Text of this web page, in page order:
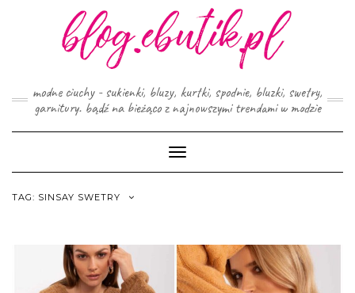
modne ciuchy - sukienki, bluzy, kurtki, spodnie, bluzki, swetry,
garnitury. bądź na bieżąco z najnowszymi trendami w modzie
Toggle
Navigation
TAG: SINSAY SWETRY